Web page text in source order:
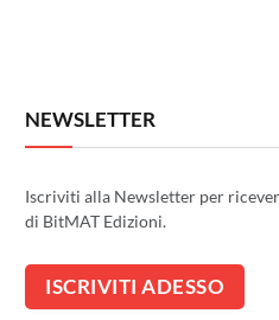
NEWSLETTER
Iscriviti alla Newsletter per
di BitMAT Edizioni.